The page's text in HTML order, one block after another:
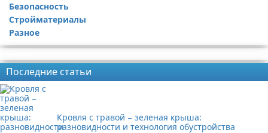
Безопасность
Стройматериалы
Разное
Последние статьи
Кровля с травой − зеленая крыша:
разновидности и технология обустройства